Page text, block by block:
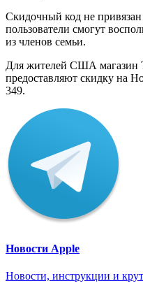
Скидочный код не
пользователи смогут
из членов семьи.
Для жителей США магазин
предоставляют скидку на
349.
Новости Apple
Новости, инструкции и